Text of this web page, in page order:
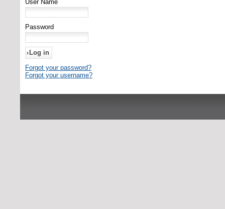
User Name
Password
Forgot your password?
Forgot your username?